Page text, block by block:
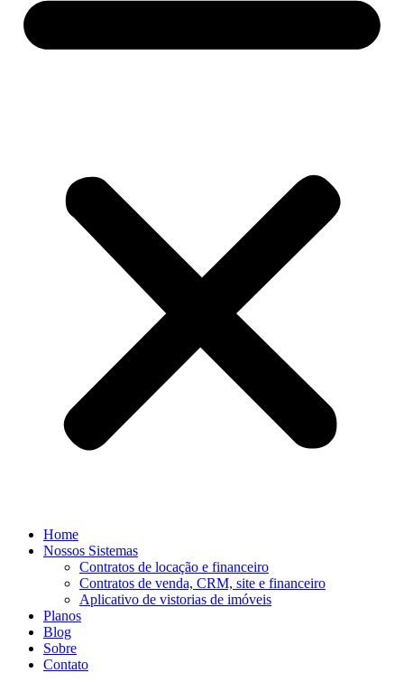
Home
Nossos Sistemas
Contratos de locação e financeiro
Contratos de venda, CRM, site e financeiro
Aplicativo de vistorias de imóveis
Planos
Blog
Sobre
Contato